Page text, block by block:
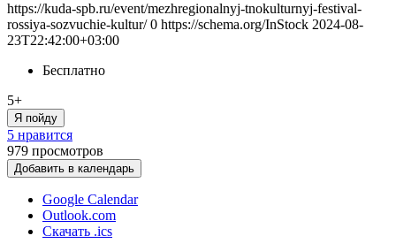
https://kuda-spb.ru/event/mezhregionalnyj-tnokulturnyj-festival-
rossiya-sozvuchie-kultur/ 0 https://schema.org/InStock 2024-08-
23T22:42:00+03:00
Бесплатно
5+
Я пойду
5 нравится
979 просмотров
Добавить в календарь
Google Calendar
Outlook.com
Скачать .ics